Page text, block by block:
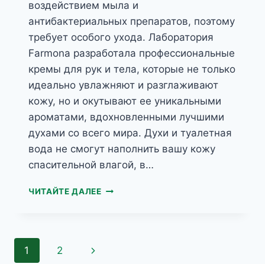
воздействием мыла и
антибактериальных препаратов, поэтому
требует особого ухода. Лаборатория
Farmona разработала профессиональные
кремы для рук и тела, которые не только
идеально увлажняют и разглаживают
кожу, но и окутывают ее уникальными
ароматами, вдохновленными лучшими
духами со всего мира. Духи и туалетная
вода не смогут наполнить вашу кожу
спасительной влагой, в…
ЧИТАЙТЕ ДАЛЕЕPERFUME
Навигация
1 2
Следующая